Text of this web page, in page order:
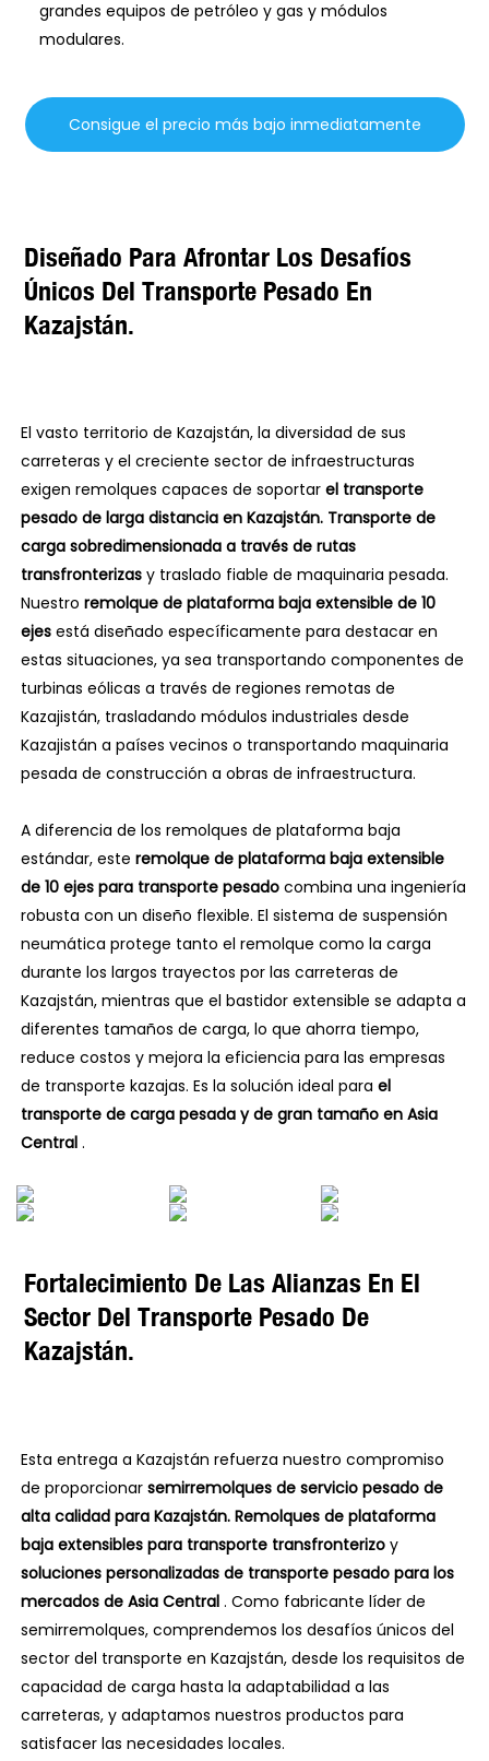
grandes equipos de petróleo y gas y módulos
modulares.
Consigue el precio más bajo inmediatamente
Diseñado Para Afrontar Los Desafíos
Únicos Del Transporte Pesado En
Kazajstán.
El vasto territorio de Kazajstán, la diversidad de sus
carreteras y el creciente sector de infraestructuras
exigen remolques capaces de soportarel transporte
pesado de larga distancia en Kazajstán. Transporte de
carga sobredimensionada a través de rutas
transfronterizas y traslado fiable de maquinaria pesada.
Nuestroremolque de plataforma baja extensible de 10
ejes está diseñado específicamente para destacar en
estas situaciones, ya sea transportando componentes de
turbinas eólicas a través de regiones remotas de
Kazajistán, trasladando módulos industriales desde
Kazajistán a países vecinos o transportando maquinaria
pesada de construcción a obras de infraestructura.
A diferencia de los remolques de plataforma baja
estándar, esteremolque de plataforma baja extensible
de 10 ejes para transporte pesado combina una ingeniería
robusta con un diseño flexible. El sistema de suspensión
neumática protege tanto el remolque como la carga
durante los largos trayectos por las carreteras de
Kazajstán, mientras que el bastidor extensible se adapta a
diferentes tamaños de carga, lo que ahorra tiempo,
reduce costos y mejora la eficiencia para las empresas
de transporte kazajas. Es la solución ideal parael
transporte de carga pesada y de gran tamaño en Asia
Central .
Fortalecimiento De Las Alianzas En El
Sector Del Transporte Pesado De
Kazajstán.
Esta entrega a Kazajstán refuerza nuestro compromiso
de proporcionarsemirremolques de servicio pesado de
alta calidad para Kazajstán. Remolques de plataforma
baja extensibles para transporte transfronterizo y
soluciones personalizadas de transporte pesado para los
mercados de Asia Central . Como fabricante líder de
semirremolques, comprendemos los desafíos únicos del
sector del transporte en Kazajstán, desde los requisitos de
capacidad de carga hasta la adaptabilidad a las
carreteras, y adaptamos nuestros productos para
satisfacer las necesidades locales.